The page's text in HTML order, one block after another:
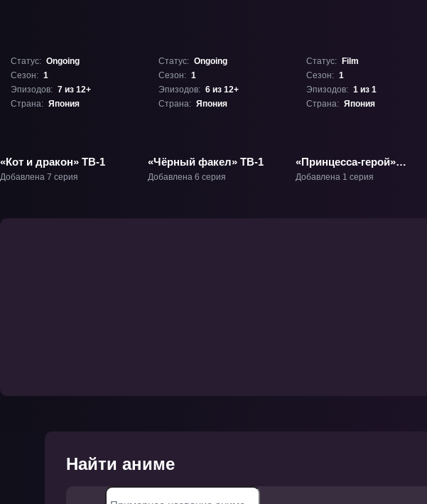
Статус: Ongoing
Сезон: 1
Эпизодов: 7 из 12+
Страна: Япония
«Кот и дракон» ТВ-1
Добавлена 7 серия
Статус: Ongoing
Сезон: 1
Эпизодов: 6 из 12+
Страна: Япония
«Чёрный факел» ТВ-1
Добавлена 6 серия
Статус:
Film
Сезон: 1
Эпизодов: 1 из 1
Страна: Япония
«Принцесса-герой»
Фильм-1
Добавлена 1 серия
Найти аниме
Примерное название аниме